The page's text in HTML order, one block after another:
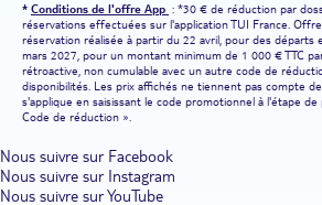
* Conditions de l'offre App : *30 € de réduction par
réservations effectuées sur l'application TUI France.
réservation réalisée à partir du 22 avril, pour des départs
mars 2027, pour un montant minimum de 1 000 € TTC
rétroactive, non cumulable avec un autre code de
disponibilités. Les prix affichés ne tiennent pas compte
s'applique en saisissant le code promotionnel à l'étape de
Code de réduction ».
Nous suivre sur Facebook
Nous suivre sur Instagram
Nous suivre sur YouTube